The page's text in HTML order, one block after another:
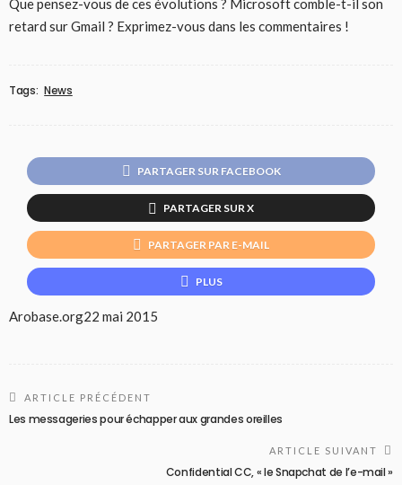
Que pensez-vous de ces évolutions ? Microsoft comble-t-il son
retard sur Gmail ? Exprimez-vous dans les commentaires !
Tags: News
PARTAGER SUR FACEBOOK
PARTAGER SUR X
PARTAGER PAR E-MAIL
PLUS
Arobase.org22 mai 2015
ARTICLE PRÉCÉDENT
Les messageries pour échapper aux grandes oreilles
ARTICLE SUIVANT
Confidential CC, « le Snapchat de l’e-mail »